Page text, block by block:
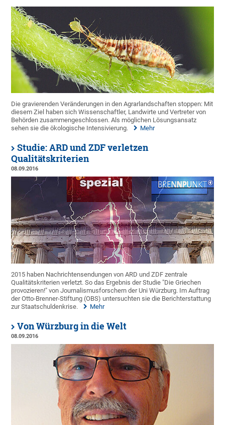
Die gravierenden Veränderungen in den Agrarlandschaften stoppen: Mit
diesem Ziel haben sich Wissenschaftler, Landwirte und Vertreter von
Behörden zusammengeschlossen. Als möglichen Lösungsansatz
sehen sie die ökologische Intensivierung.
Mehr
Studie: ARD und ZDF verletzen
Qualitätskriterien
08.09.2016
2015 haben Nachrichtensendungen von ARD und ZDF zentrale
Qualitätskriterien verletzt. So das Ergebnis der Studie "Die Griechen
provozieren!" von Journalismusforschern der Uni Würzburg. Im Auftrag
der Otto-Brenner-Stiftung (OBS) untersuchten sie die Berichterstattung
zur Staatschuldenkrise.
Mehr
Von Würzburg in die Welt
08.09.2016